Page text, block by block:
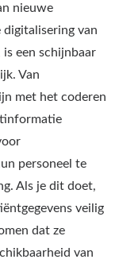
nieuwe
van
is een schijnbaar
Van
met het coderen
personeel te
Als je dit doet,
veilig
dat ze
van